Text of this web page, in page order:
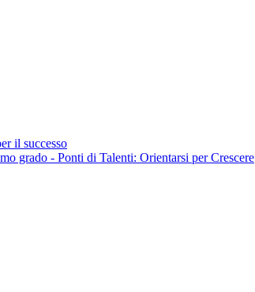
il successo
grado - Ponti di Talenti: Orientarsi per Crescere